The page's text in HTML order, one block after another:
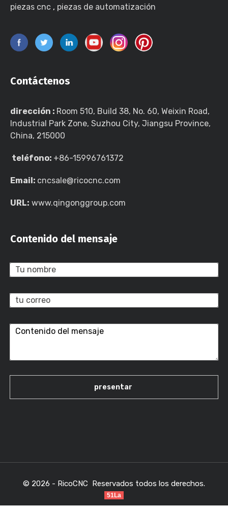
piezas cnc , piezas de automatización
Contáctenos
dirección : Room 510, Build 38, No. 60, Weixin Road,
Industrial Park Zone, Suzhou City, Jiangsu Province,
China, 215000
teléfono: +86-15996761372
Email: cncsale@ricocnc.com
URL: www.qingonggroup.com
Contenido del mensaje
© 2026 - RicoCNC Reservados todos los derechos.
51La